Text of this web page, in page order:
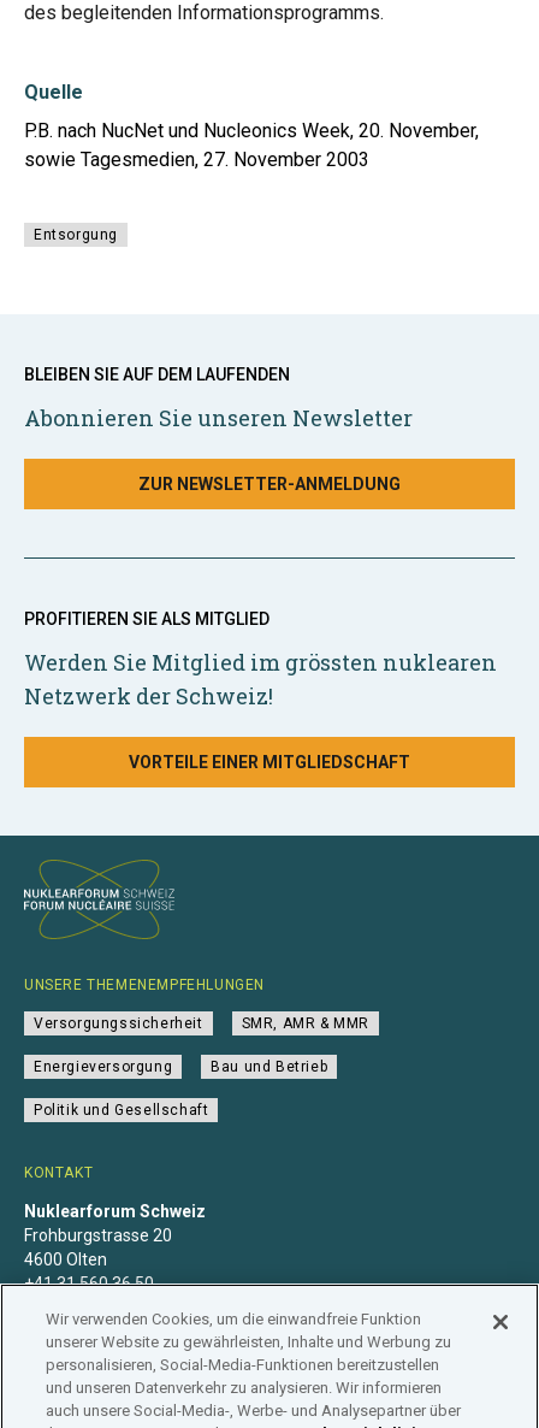
des begleitenden Informationsprogramms.
Quelle
P.B. nach NucNet und Nucleonics Week, 20. November,
sowie Tagesmedien, 27. November 2003
Entsorgung
BLEIBEN SIE AUF DEM LAUFENDEN
Abonnieren Sie unseren Newsletter
ZUR NEWSLETTER-ANMELDUNG
PROFITIEREN SIE ALS MITGLIED
Werden Sie Mitglied im grössten nuklearen
Netzwerk der Schweiz!
VORTEILE EINER MITGLIEDSCHAFT
KONTAKT
Nuklearforum Schweiz
Frohburgstrasse 20
4600 Olten
+41 31 560 36 50
UNSERE THEMENEMPFEHLUNGEN
Versorgungssicherheit SMR, AMR & MMR
Energieversorgung Bau und Betrieb
Politik und Gesellschaft
Wir verwenden Cookies, um die einwandfreie Funktion
unserer Website zu gewährleisten, Inhalte und Werbung zu
personalisieren, Social-Media-Funktionen bereitzustellen
und unseren Datenverkehr zu analysieren. Wir informieren
auch unsere Social-Media-, Werbe- und Analysepartner über